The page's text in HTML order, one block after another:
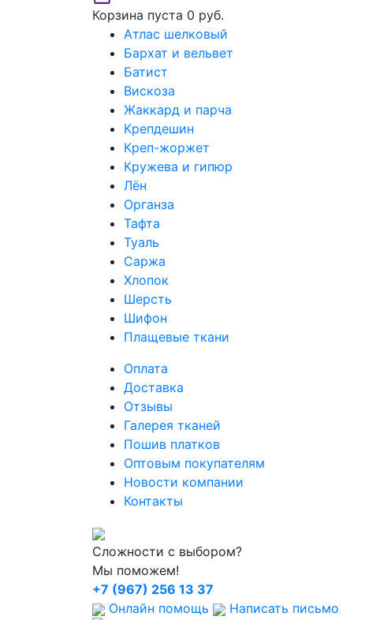
Корзина пуста 0 руб.
Атлас шелковый
Бархат и вельвет
Батист
Вискоза
Жаккард и парча
Крепдешин
Креп-жоржет
Кружева и гипюр
Лён
Органза
Тафта
Туаль
Саржа
Хлопок
Шерсть
Шифон
Плащевые ткани
Оплата
Доставка
Отзывы
Галерея тканей
Пошив платков
Оптовым покупателям
Новости компании
Контакты
Сложности с выбором?
Мы поможем!
+7 (967) 256 13 37
Онлайн помощь
Написать письмо